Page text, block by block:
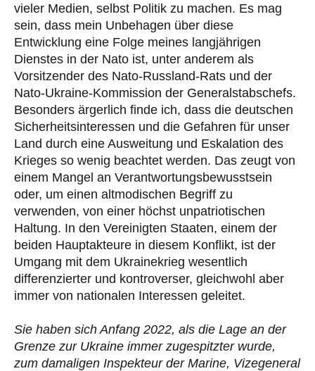
vieler Medien, selbst Politik zu machen. Es mag
sein, dass mein Unbehagen über diese
Entwicklung eine Folge meines langjährigen
Dienstes in der Nato ist, unter anderem als
Vorsitzender des Nato-Russland-Rats und der
Nato-Ukraine-Kommission der Generalstabschefs.
Besonders ärgerlich finde ich, dass die deutschen
Sicherheitsinteressen und die Gefahren für unser
Land durch eine Ausweitung und Eskalation des
Krieges so wenig beachtet werden. Das zeugt von
einem Mangel an Verantwortungsbewusstsein
oder, um einen altmodischen Begriff zu
verwenden, von einer höchst unpatriotischen
Haltung. In den Vereinigten Staaten, einem der
beiden Hauptakteure in diesem Konflikt, ist der
Umgang mit dem Ukrainekrieg wesentlich
differenzierter und kontroverser, gleichwohl aber
immer von nationalen Interessen geleitet.
Sie haben sich Anfang 2022, als die Lage an der
Grenze zur Ukraine immer zugespitzter wurde,
zum damaligen Inspekteur der Marine, Vizegeneral